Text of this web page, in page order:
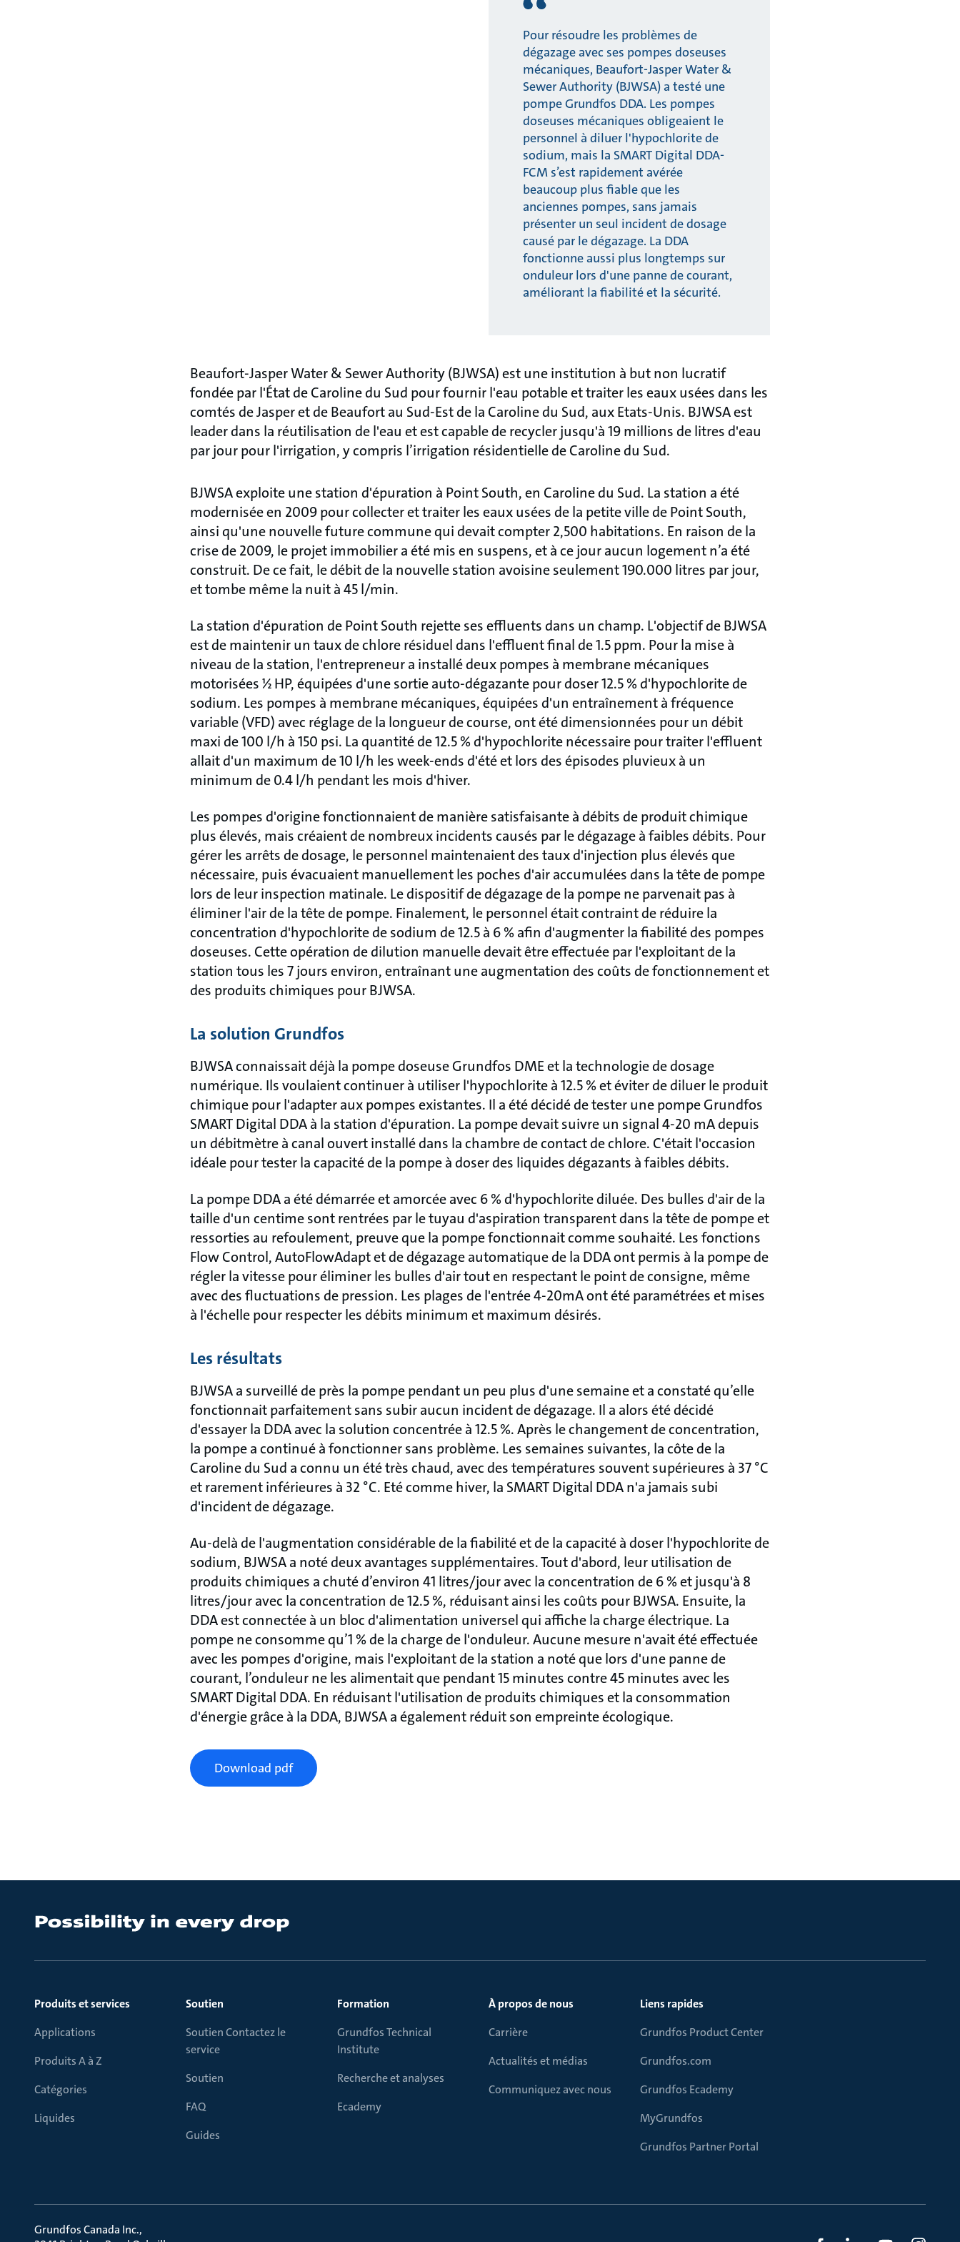
Pour résoudre les problèmes de
dégazage avec ses pompes doseuses
mécaniques, Beaufort-Jasper Water &
Sewer Authority (BJWSA) a testé une
pompe Grundfos DDA. Les pompes
doseuses mécaniques obligeaient le
personnel à diluer l'hypochlorite de
sodium, mais la SMART Digital DDA-
FCM s’est rapidement avérée
beaucoup plus fiable que les
anciennes pompes, sans jamais
présenter un seul incident de dosage
causé par le dégazage. La DDA
fonctionne aussi plus longtemps sur
onduleur lors d'une panne de courant,
améliorant la fiabilité et la sécurité.
Beaufort-Jasper Water & Sewer Authority (BJWSA) est une institution à but non lucratif
fondée par l'État de Caroline du Sud pour fournir l'eau potable et traiter les eaux usées dans les
comtés de Jasper et de Beaufort au Sud-Est de la Caroline du Sud, aux Etats-Unis. BJWSA est
leader dans la réutilisation de l'eau et est capable de recycler jusqu'à 19 millions de litres d'eau
par jour pour l'irrigation, y compris l’irrigation résidentielle de Caroline du Sud.
BJWSA exploite une station d'épuration à Point South, en Caroline du Sud. La station a été
modernisée en 2009 pour collecter et traiter les eaux usées de la petite ville de Point South,
ainsi qu'une nouvelle future commune qui devait compter2,500 habitations. En raison de la
crise de 2009, le projet immobilier a été mis en suspens, et à ce jour aucun logement n’a été
construit. De ce fait, le débit de la nouvelle station avoisine seulement 190.000 litres par jour,
et tombe même la nuit à 45 l/min.
La station d'épuration de Point South rejette ses effluents dans un champ. L'objectif de BJWSA
est de maintenir un taux de chlore résiduel dans l'effluent final de1.5ppm. Pour la mise à
niveau de la station, l'entrepreneur a installé deux pompes à membrane mécaniques
motorisées ½ HP, équipées d'une sortie auto-dégazante pour doser12.5% d'hypochlorite de
sodium. Les pompes à membrane mécaniques, équipées d'un entraînement à fréquence
variable (VFD) avec réglage de la longueur de course, ont été dimensionnées pour un débit
maxi de 100 l/h à 150 psi. La quantité de12.5% d'hypochlorite nécessaire pour traiter l'effluent
allait d'un maximum de 10 l/h les week-ends d'été et lors des épisodes pluvieux à un
minimum de 0.4 l/h pendant les mois d'hiver.
Les pompes d'origine fonctionnaient de manière satisfaisante à débits de produit chimique
plus élevés, mais créaient de nombreux incidents causés par le dégazage à faibles débits. Pour
gérer les arrêts de dosage, le personnel maintenaient des taux d'injection plus élevés que
nécessaire, puis évacuaient manuellement les poches d'air accumulées dans la tête de pompe
lors de leur inspection matinale. Le dispositif de dégazage de la pompe ne parvenait pas à
éliminer l'air de la tête de pompe. Finalement, le personnel était contraint de réduire la
concentration d'hypochlorite de sodium de12.5à 6 % afin d'augmenter la fiabilité des pompes
doseuses. Cette opération de dilution manuelle devait être effectuée par l'exploitant de la
station tous les 7 jours environ, entraînant une augmentation des coûts de fonctionnement et
des produits chimiques pour BJWSA.
La solution Grundfos
BJWSA connaissait déjà la pompe doseuse Grundfos DME et la technologie de dosage
numérique. Ils voulaient continuer à utiliser l'hypochlorite à12.5% et éviter de diluer le produit
chimique pour l'adapter aux pompes existantes. Il a été décidé de tester une pompe Grundfos
SMART Digital DDA à la station d'épuration. La pompe devait suivre un signal 4-20 mA depuis
un débitmètre à canal ouvert installé dans la chambre de contact de chlore. C'était l'occasion
idéale pour tester la capacité de la pompe à doser des liquides dégazants à faibles débits.
La pompe DDA a été démarrée et amorcée avec 6 % d'hypochlorite diluée. Des bulles d'air de la
taille d'un centime sont rentrées par le tuyau d'aspiration transparent dans la tête de pompe et
ressorties au refoulement, preuve que la pompe fonctionnait comme souhaité. Les fonctions
Flow Control, AutoFlowAdapt et de dégazage automatique de la DDA ont permis à la pompe de
régler la vitesse pour éliminer les bulles d'air tout en respectant le point de consigne, même
avec des fluctuations de pression. Les plages de l'entrée 4-20mA ont été paramétrées et mises
à l'échelle pour respecter les débits minimum et maximum désirés.
Les résultats
BJWSA a surveillé de près la pompe pendant un peu plus d'une semaine et a constaté qu’elle
fonctionnait parfaitement sans subir aucun incident de dégazage. Il a alors été décidé
d'essayer la DDA avec la solution concentrée à12.5%. Après le changement de concentration,
la pompe a continué à fonctionner sans problème. Les semaines suivantes, la côte de la
Caroline du Sud a connu un été très chaud, avec des températures souvent supérieures à 37 °C
et rarement inférieures à 32 °C. Eté comme hiver, la SMART Digital DDA n'a jamais subi
d'incident de dégazage.
Au-delà de l'augmentation considérable de la fiabilité et de la capacité à doser l'hypochlorite de
sodium, BJWSA a noté deux avantages supplémentaires. Tout d'abord, leur utilisation de
produits chimiques a chuté d’environ 41 litres/jour avec la concentration de 6 % et jusqu'à 8
litres/jour avec la concentration de12.5%, réduisant ainsi les coûts pour BJWSA. Ensuite, la
DDA est connectée à un bloc d'alimentation universel qui affiche la charge électrique. La
pompe ne consomme qu’1 % de la charge de l'onduleur. Aucune mesure n'avait été effectuée
avec les pompes d'origine, mais l'exploitant de la station a noté que lors d'une panne de
courant, l’onduleur ne les alimentait que pendant 15 minutes contre 45 minutes avec les
SMART Digital DDA. En réduisant l'utilisation de produits chimiques et la consommation
d'énergie grâce à la DDA, BJWSA a également réduit son empreinte écologique.
Download pdf
Produits et services
Applications
Produits A à Z
Catégories
Liquides
Soutien
Soutien Contactez le
service
Soutien
FAQ
Guides
Formation
Grundfos Technical
Institute
Recherche et analyses
Ecademy
À propos de nous
Carrière
Actualités et médias
Communiquez avec nous
Liens rapides
Grundfos Product Center
Grundfos.com
Grundfos Ecademy
MyGrundfos
Grundfos Partner Portal
Grundfos Canada Inc.